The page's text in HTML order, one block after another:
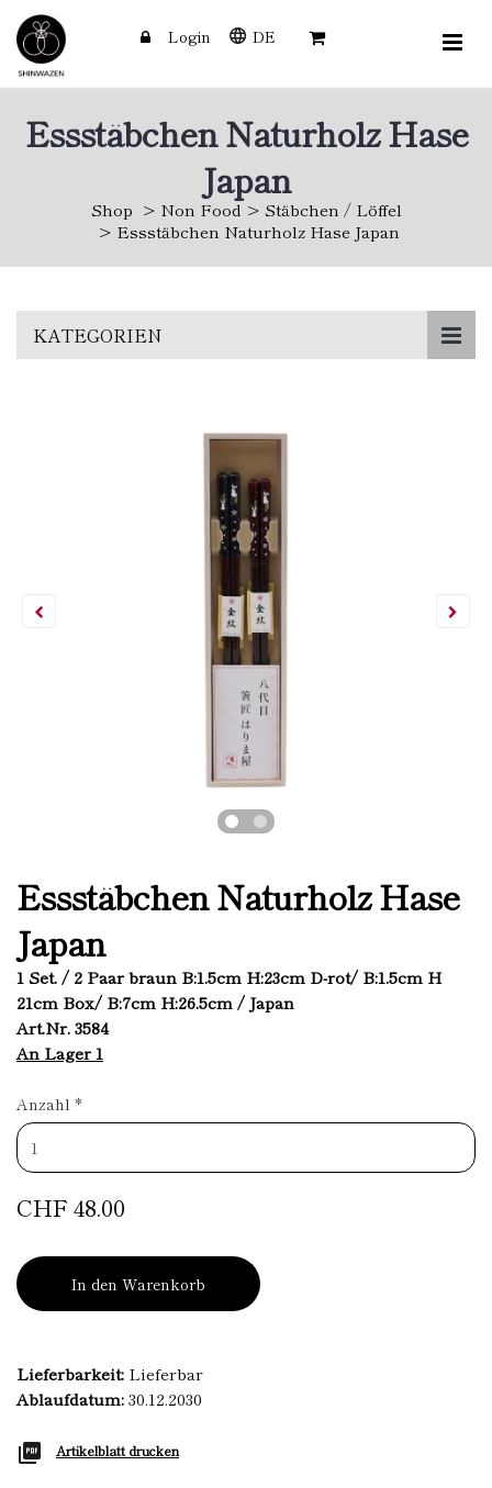
Login DE
Essstäbchen Naturholz Hase
Japan
Shop Non Food
Stäbchen / Löffel
Essstäbchen Naturholz Hase Japan
KATEGORIEN
Essstäbchen Naturholz Hase
Japan
1 Set. / 2 Paar braun B:1.5cm H:23cm D-rot/ B:1.5cm H
21cm Box/ B:7cm H:26.5cm / Japan
Art.Nr. 3584
An Lager 1
Anzahl *
CHF 48.00
In den Warenkorb
Lieferbarkeit: Lieferbar
Ablaufdatum:30.12.2030
Artikelblatt drucken